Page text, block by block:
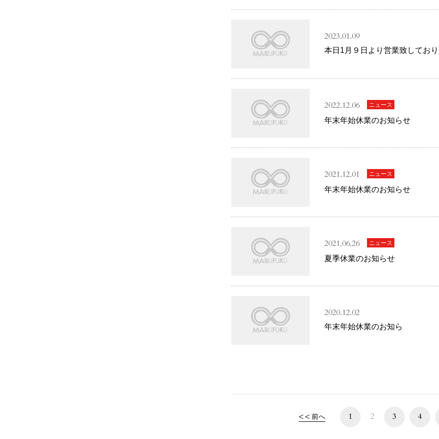
2023.01.09
本日1月９日より営業致してお
2022.12.06 ニュース
年末年始休業のお知らせ
2021.12.01 ニュース
年末年始休業のお知らせ
2021.06.26 ニュース
夏季休業のお知らせ
2020.12.02
年末年始休業のお知ら
前へ 1 2 3 4